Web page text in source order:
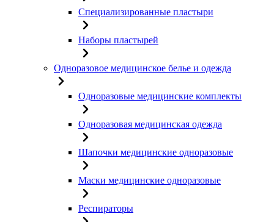
Специализированные пластыри
Наборы пластырей
Одноразовое медицинское белье и одежда
Одноразовые медицинские комплекты
Одноразовая медицинская одежда
Шапочки медицинские одноразовые
Маски медицинские одноразовые
Респираторы